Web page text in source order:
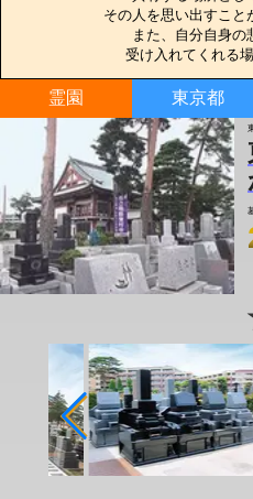
その人を思い出すこと
また、自分自身の
受け入れてくれる
霊園 東京都